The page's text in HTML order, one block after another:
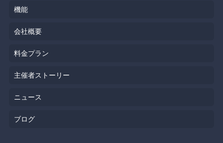
機能
会社概要
料金プラン
主催者ストーリー
ニュース
ブログ